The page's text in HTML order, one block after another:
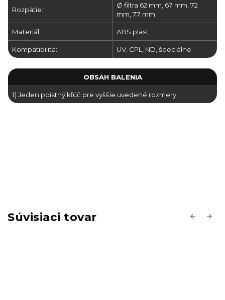
Rozpätie:
Ø filtra 62 mm, 67 mm, 72
mm, 77 mm
Materiál: ABS plast
Kompatibilita: UV, CPL, ND, špeciálne
OBSAH BALENIA
1) Jeden poistný kľúč pre vyššie uvedené rozmery
Súvisiaci tovar Previous
Next